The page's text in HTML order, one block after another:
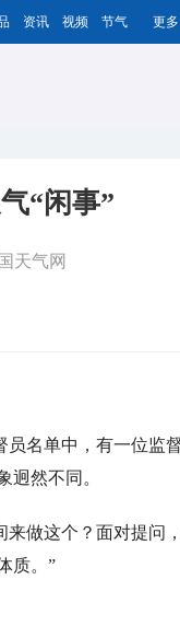
资讯 视频 节气 更多
“闲事”
天气网
名单中，有一位监
迥然不同。
做这个？面对提问
质。”